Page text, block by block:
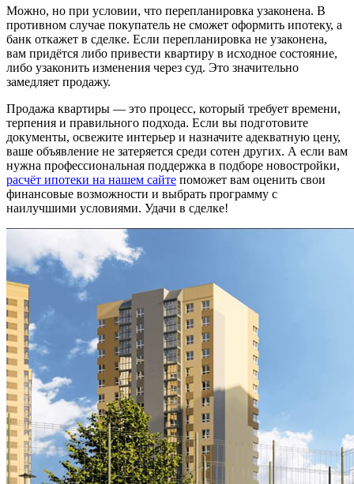
Можно, но при условии, что перепланировка узаконена. В
противном случае покупатель не сможет оформить ипотеку, а
банк откажет в сделке. Если перепланировка не узаконена,
вам придётся либо привести квартиру в исходное состояние,
либо узаконить изменения через суд. Это значительно
замедляет продажу.
Продажа квартиры — это процесс, который требует времени,
терпения и правильного подхода. Если вы подготовите
документы, освежите интерьер и назначите адекватную цену,
ваше объявление не затеряется среди сотен других. А если вам
нужна профессиональная поддержка в подборе новостройки,
расчёт ипотеки на нашем сайте поможет вам оценить свои
финансовые возможности и выбрать программу с
наилучшими условиями. Удачи в сделке!